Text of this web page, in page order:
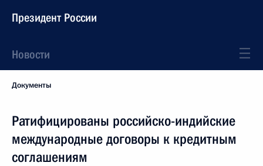
Президент России
Новости
Документы
Ратифицированы российско-индийские
международные договоры к кредитным
соглашениям